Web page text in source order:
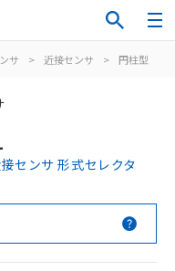
サ > 近接センサ > 円柱型
センサ 形式セレクタ